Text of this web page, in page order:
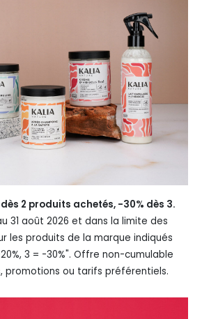
2 produits achetés, -30% dès 3.
31 août 2026 et dans la limite des
les produits de la marque indiqués
3 = -30%". Offre non-cumulable
promotions ou tarifs préférentiels.